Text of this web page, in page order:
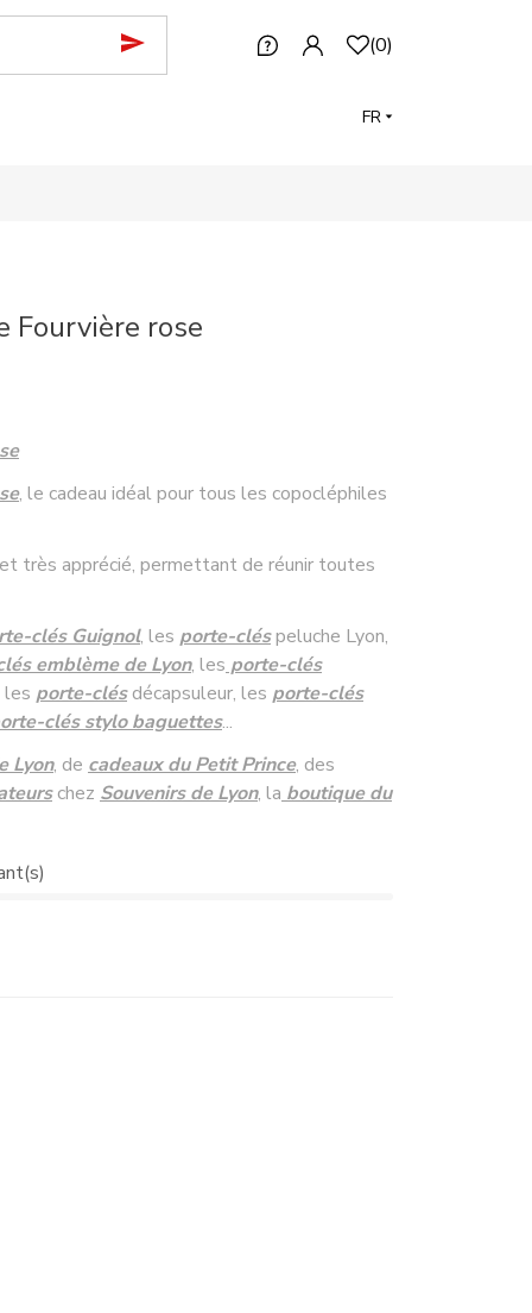
(0)
FR
Fourvière rose
, le cadeau idéal pour tous les copocléphiles
très apprécié, permettant de réunir toutes
clés Guignol, les porte-cléspeluche Lyon,
emblème de Lyon, les porte-clés
les porte-clésdécapsuleur, les porte-clés
clés stylo baguettes...
Lyon, de cadeaux du Petit Prince, des
chez Souvenirs de Lyon, la boutique du